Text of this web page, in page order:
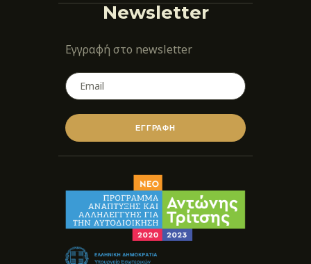
Newsletter
Εγγραφή στο newsletter
ΕΓΓΡΑΦΗ